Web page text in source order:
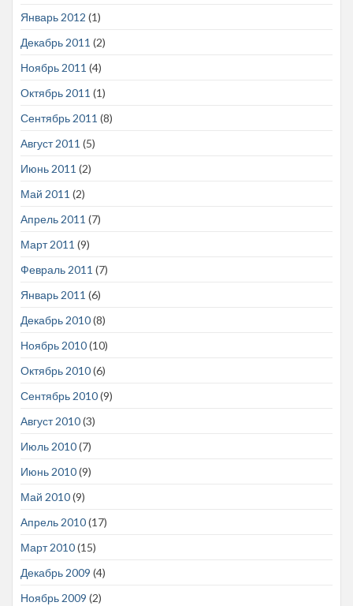
Январь 2012 (1)
Декабрь 2011 (2)
Ноябрь 2011 (4)
Октябрь 2011 (1)
Сентябрь 2011 (8)
Август 2011 (5)
Июнь 2011 (2)
Май 2011 (2)
Апрель 2011 (7)
Март 2011 (9)
Февраль 2011 (7)
Январь 2011 (6)
Декабрь 2010(8)
Ноябрь 2010(10)
Октябрь 2010(6)
Сентябрь 2010(9)
Август 2010(3)
Июль 2010(7)
Июнь 2010(9)
Май 2010(9)
Апрель 2010(17)
Март 2010(15)
Декабрь 2009 (4)
Ноябрь 2009 (2)